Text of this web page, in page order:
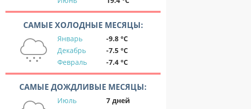
САМЫЕ ХОЛОДНЫЕ МЕСЯЦЫ:
Январь
-9.8 °C
Декабрь
-7.5 °C
Февраль
-7.4 °C
САМЫЕ ДОЖДЛИВЫЕ МЕСЯЦЫ:
Июль
7 дней